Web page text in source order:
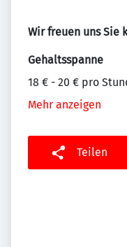
Wir freuen uns Sie
Gehaltsspanne
18 € - 20 € pro
Mehr anzeigen
Teilen